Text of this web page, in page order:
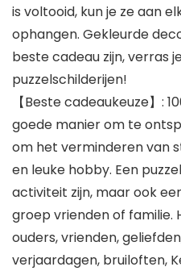
is voltooid, kun je ze aan
ophangen. Gekleurde
beste cadeau zijn, verras
puzzelschilderijen!
【Beste cadeaukeuze】:
goede manier om te
om het verminderen van
en leuke hobby. Een
activiteit zijn, maar ook
groep vrienden of
ouders, vrienden,
verjaardagen, bruiloften,